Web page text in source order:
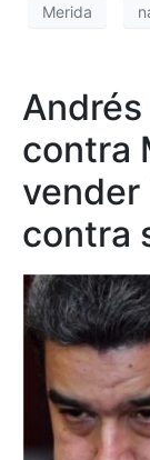
Merida
contra
vender
contra